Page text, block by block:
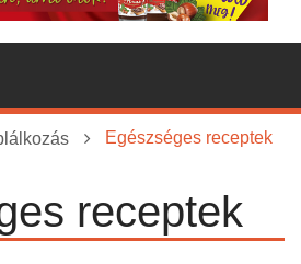
Egészséges receptek
receptek